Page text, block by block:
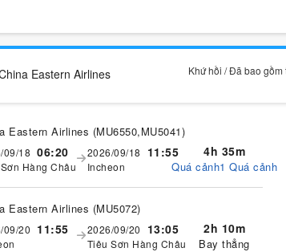
Eastern Airlines
Khứ hồi / Đã bao gồm
Eastern Airlines (MU6550,MU5041)
09/18 06:20
Hàng Châu
2026/09/18 11:55
Incheon
4h 35m
Quá cảnh1 Quá cảnh
Eastern Airlines (MU5072)
09/20 11:55 2026/09/20 13:05
Tiêu Sơn Hàng Châu
2h 10m
Bay thẳng